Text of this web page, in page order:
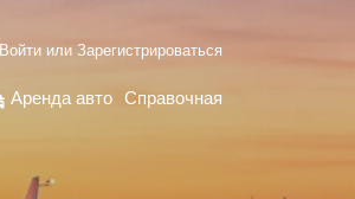
Войти или Зарегистрироваться
Аренда авто Справочная